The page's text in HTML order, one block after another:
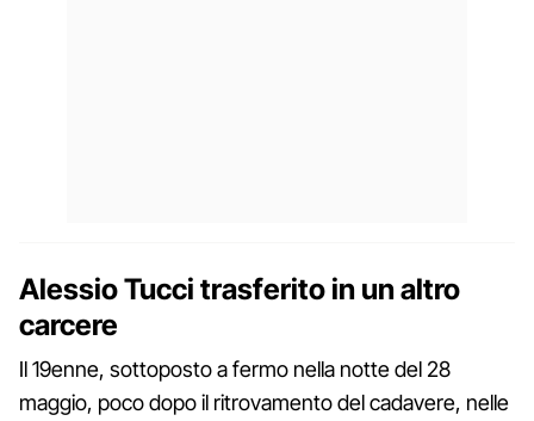
Alessio Tucci trasferito in un altro
carcere
Il 19enne, sottoposto a fermo nella notte del 28
maggio, poco dopo il ritrovamento del cadavere, nelle